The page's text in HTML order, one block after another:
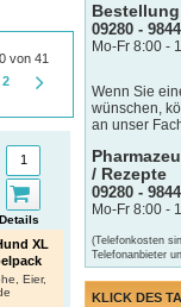
von 41
2
XL
Eier,
09280 -
Mo-Fr 8:00 -
Wenn Sie
wünschen,
an unser
/ Rezepte
09280 -
Mo-Fr 8:00 -
(Telefonkosten
Telefonanbieter
KLICK DES